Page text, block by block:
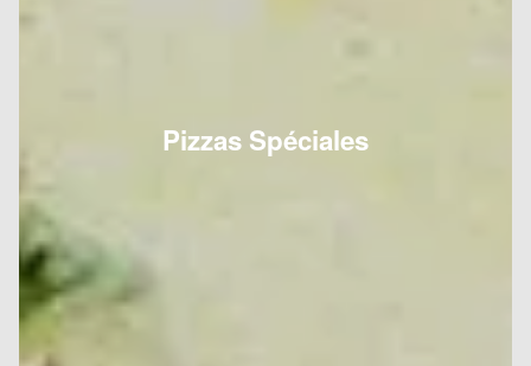
Pizzas Spéciales